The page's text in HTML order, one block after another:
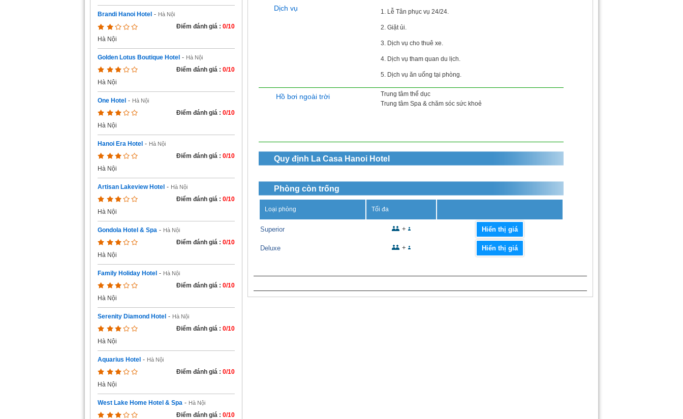
Brandi Hanoi Hotel - Hà Nội
Điểm đánh giá : 0/10
Hà Nội
Golden Lotus Boutique Hotel - Hà Nội
Điểm đánh giá : 0/10
Hà Nội
One Hotel - Hà Nội
Điểm đánh giá : 0/10
Hà Nội
Hanoi Era Hotel - Hà Nội
Điểm đánh giá : 0/10
Hà Nội
Artisan Lakeview Hotel - Hà Nội
Điểm đánh giá : 0/10
Hà Nội
Gondola Hotel & Spa - Hà Nội
Điểm đánh giá : 0/10
Hà Nội
Family Holiday Hotel - Hà Nội
Điểm đánh giá : 0/10
Hà Nội
Serenity Diamond Hotel - Hà Nội
Điểm đánh giá : 0/10
Hà Nội
Aquarius Hotel - Hà Nội
Điểm đánh giá : 0/10
Hà Nội
West Lake Home Hotel & Spa - Hà Nội
Điểm đánh giá : 0/10
Dịch vụ 1. Lễ Tân phục vụ 24/24.
2. Giặt ủi.
3. Dịch vụ cho thuê xe.
4. Dịch vụ tham quan du lịch.
5. Dịch vụ ăn uống tại phòng.
Hồ bơi ngoài trời
Trung tâm thể dục
Trung tâm Spa & chăm sóc sức khoẻ
Quy định La Casa Hanoi Hotel
Phòng còn trống
Loại phòng Tối đa
Superior + Hiển thị giá
Deluxe + Hiển thị giá